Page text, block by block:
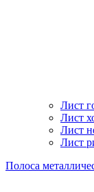
Лист
Лист
Лист
Лист
Полоса